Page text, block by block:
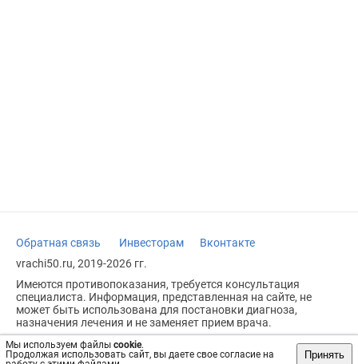
Мы используем файлы cookie.
Продолжая использовать сайт, вы даете свое согласие на
Принять
Обратная связь Инвесторам
Вконтакте
vrachi50.ru, 2019-2026 гг.
Имеются противопоказания, требуется консультация
специалиста. Информация, представленная на сайте, не
может быть использована для постановки диагноза,
назначения лечения и не заменяет прием врача.
Возрастное ограничение: 18+